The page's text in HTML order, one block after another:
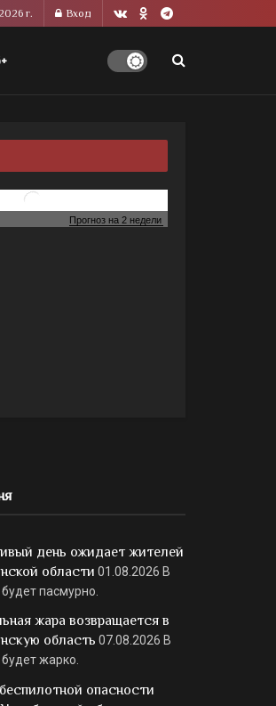
г. Вход
день ожидает жителей
области 01.08.2026 В
пасмурно.
жара возвращается в
область 07.08.2026 В
жарко.
опасности